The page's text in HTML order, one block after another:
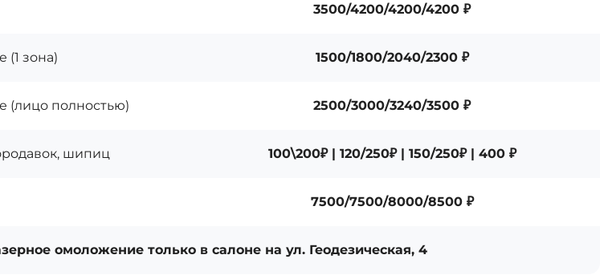
3500/4200/4200/4200 ₽
зона) 1500/1800/2040/2300 ₽
(лицо полностью) 2500/3000/3240/3500 ₽
шипиц 100\200₽ | 120/250₽ | 150/250₽ | 400 ₽
7500/7500/8000/8500 ₽
омоложение только в салоне на ул. Геодезическая, 4